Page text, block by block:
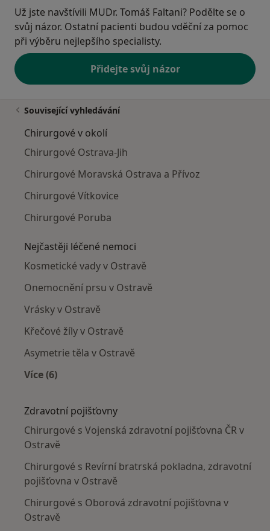
Už jste navštívili MUDr. Tomáš Faltani? Podělte se o
svůj názor. Ostatní pacienti budou vděční za pomoc
při výběru nejlepšího specialisty.
Přidejte svůj názor
Související vyhledávání
Chirurgové v okolí
Chirurgové Ostrava-Jih
Chirurgové Moravská Ostrava a Přívoz
Chirurgové Vítkovice
Chirurgové Poruba
Nejčastěji léčené nemoci
Kosmetické vady v Ostravě
Onemocnění prsu v Ostravě
Vrásky v Ostravě
Křečové žíly v Ostravě
Asymetrie těla v Ostravě
Více (6)
Zdravotní pojišťovny
Chirurgové s Vojenská zdravotní pojišťovna ČR v
Ostravě
Chirurgové s Revírní bratrská pokladna, zdravotní
pojišťovna v Ostravě
Chirurgové s Oborová zdravotní pojišťovna v
Ostravě